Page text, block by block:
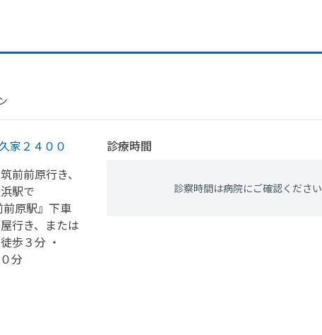
家２４００
筑前前原行き、
浜駅で
前原駅』下車
行き、 または
徒歩３分 ・
分
診療時間
診察時間は病院にご確認ください